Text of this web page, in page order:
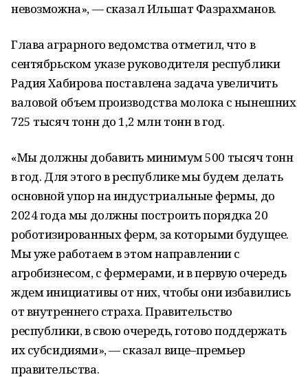
невозможна», — сказал Ильшат Фазрахманов.
Глава аграрного ведомства отметил, что в
сентябрьском указе руководителя республики
Радия Хабирова поставлена задача увеличить
валовой объем производства молока с нынешних
725 тысяч тонн до 1,2 млн тонн в год.
«Мы должны добавить минимум 500 тысяч тонн
в год. Для этого в республике мы будем делать
основной упор на индустриальные фермы, до
2024 года мы должны построить порядка 20
роботизированных ферм, за которыми будущее.
Мы уже работаем в этом направлении с
агробизнесом, с фермерами, и в первую очередь
ждем инициативы от них, чтобы они избавились
от внутреннего страха. Правительство
республики, в свою очередь, готово поддержать
их субсидиями», — сказал вице–премьер
правительства.